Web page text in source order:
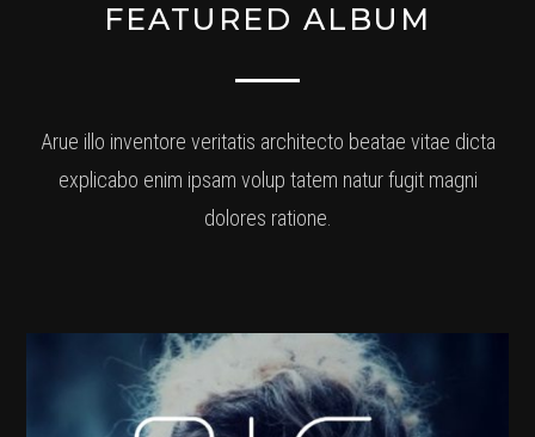
FEATURED ALBUM
Arue illo inventore veritatis architecto beatae vitae dicta
explicabo enim ipsam volup tatem natur fugit magni
dolores ratione.